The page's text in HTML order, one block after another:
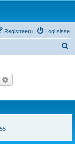
Logi sisse
Registreeru